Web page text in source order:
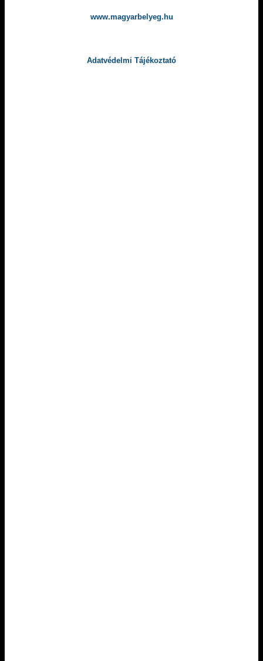
www.magyarbelyeg.hu
Adatvédelmi Tájékoztató